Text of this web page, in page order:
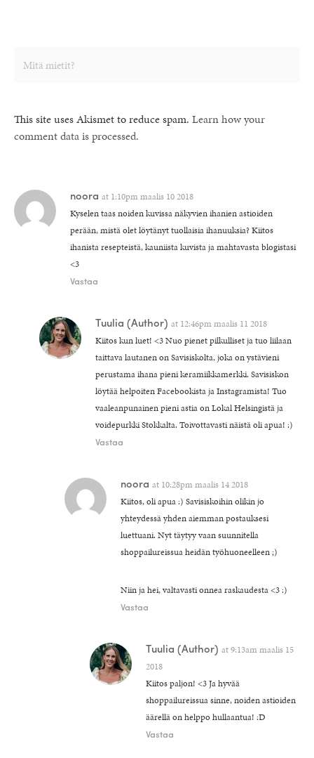
This site uses Akismet to reduce spam. Learn how your
comment data is processed.
noora at 1:10pm maalis 10 2018
Kyselen taas noiden kuvissa näkyvien ihanien astioiden
perään, mistä olet löytänyt tuollaisia ihanuuksia? Kiitos
ihanista resepteistä, kauniista kuvista ja mahtavasta blogistasi
<3
Vastaa
Tuulia (Author) at 12:46pm maalis 11 2018
Kiitos kun luet! <3 Nuo pienet pilkulliset ja tuo liilaan
taittava lautanen on Savisiskolta, joka on ystävieni
perustama ihana pieni keramiikkamerkki. Savisiskon
löytää helpoiten Facebookista ja Instagramista! Tuo
vaaleanpunainen pieni astia on Lokal Helsingistä ja
voidepurkki Stokkalta. Toivottavasti näistä oli apua! :)
Vastaa
noora at 10:28pm maalis 14 2018
Kiitos, oli apua :) Savisiskoihin olikin jo
yhteydessä yhden aiemman postauksesi
luettuani. Nyt täytyy vaan suunnitella
shoppailureissua heidän työhuoneelleen ;)
Niin ja hei, valtavasti onnea raskaudesta <3 :)
Vastaa
Tuulia (Author) at9:13am maalis 15
2018
Kiitos paljon! <3 Ja hyvää
shoppailureissua sinne, noiden astioiden
äärellä on helppo hullaantua! :D
Vastaa